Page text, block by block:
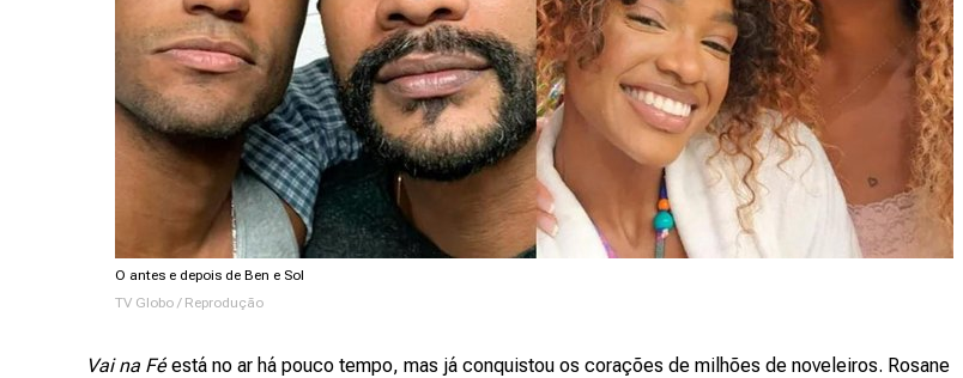
O antes e depois de Ben e Sol
TV Globo / Reprodução
Vai na Féestá no ar há pouco tempo, mas já conquistou os corações de milhões de noveleiros. Rosane